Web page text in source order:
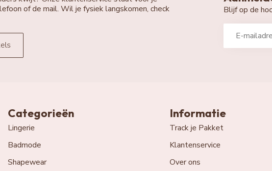
of de mail. Wil je fysiek langskomen, check
Blijf op de
Categorieën
Lingerie
Badmode
Shapewear
Informatie
Track je Pakket
Klantenservice
Over ons